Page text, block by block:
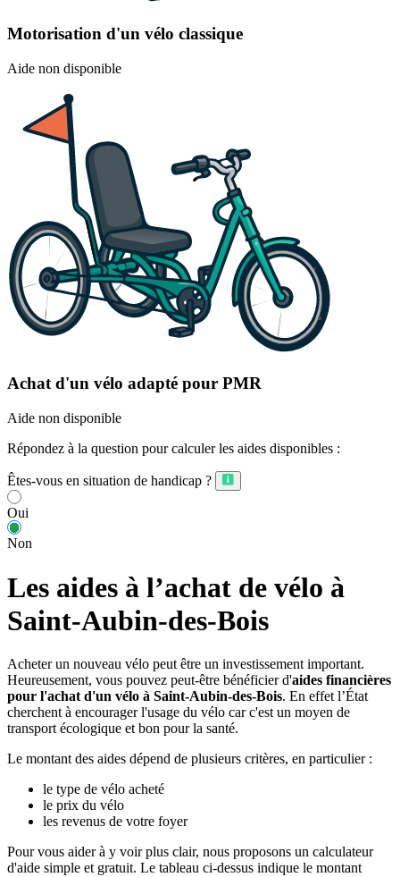
Motorisation d'un vélo classique
Aide non disponible
Achat d'un vélo adapté pour PMR
Aide non disponible
Répondez à la question pour calculer les aides disponibles :
Êtes-vous en situation de handicap ?
Oui
Non
Les aides à l’achat de vélo à
Saint-Aubin-des-Bois
Acheter un nouveau vélo peut être un investissement important.
Heureusement, vous pouvez peut-être bénéficier d'aides financières
pour l'achat d'un vélo à Saint-Aubin-des-Bois. En effet l’État
cherchent à encourager l'usage du vélo car c'est un moyen de
transport écologique et bon pour la santé.
Le montant des aides dépend de plusieurs critères, en particulier :
le type de vélo acheté
le prix du vélo
les revenus de votre foyer
Pour vous aider à y voir plus clair, nous proposons un calculateur
d'aide simple et gratuit. Le tableau ci-dessus indique le montant